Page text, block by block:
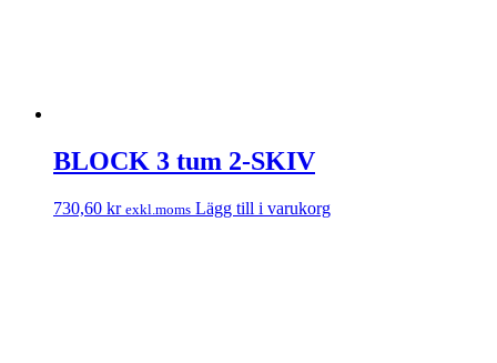
BLOCK 3 tum 2-SKIV
730,60 kr exkl.moms Lägg till i varukorg